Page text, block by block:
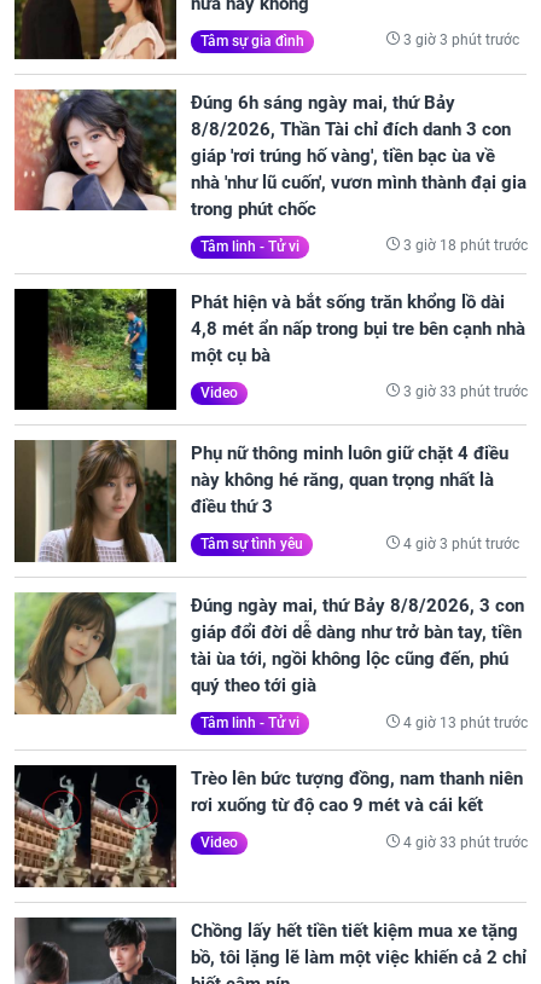
Tâm sự gia đình 3 giờ 3 phút trước
Đúng 6h sáng ngày mai, thứ Bảy
8/8/2026, Thần Tài chỉ đích danh 3 con
giáp 'rơi trúng hố vàng', tiền bạc ùa về
nhà 'như lũ cuốn', vươn mình thành đại gia
trong phút chốc
Tâm linh - Tử vi 3 giờ 18 phút trước
Phát hiện và bắt sống trăn khổng lồ dài
4,8 mét ẩn nấp trong bụi tre bên cạnh nhà
một cụ bà
Video 3 giờ 33 phút trước
Phụ nữ thông minh luôn giữ chặt 4 điều
này không hé răng, quan trọng nhất là
điều thứ 3
Tâm sự tình yêu 4 giờ 3 phút trước
Đúng ngày mai, thứ Bảy 8/8/2026, 3 con
giáp đổi đời dễ dàng như trở bàn tay, tiền
tài ùa tới, ngồi không lộc cũng đến, phú
quý theo tới già
Tâm linh - Tử vi 4 giờ 13 phút trước
Trèo lên bức tượng đồng, nam thanh niên
rơi xuống từ độ cao 9 mét và cái kết
Video 4 giờ 33 phút trước
Chồng lấy hết tiền tiết kiệm mua xe tặng
bồ, tôi lặng lẽ làm một việc khiến cả 2 chỉ